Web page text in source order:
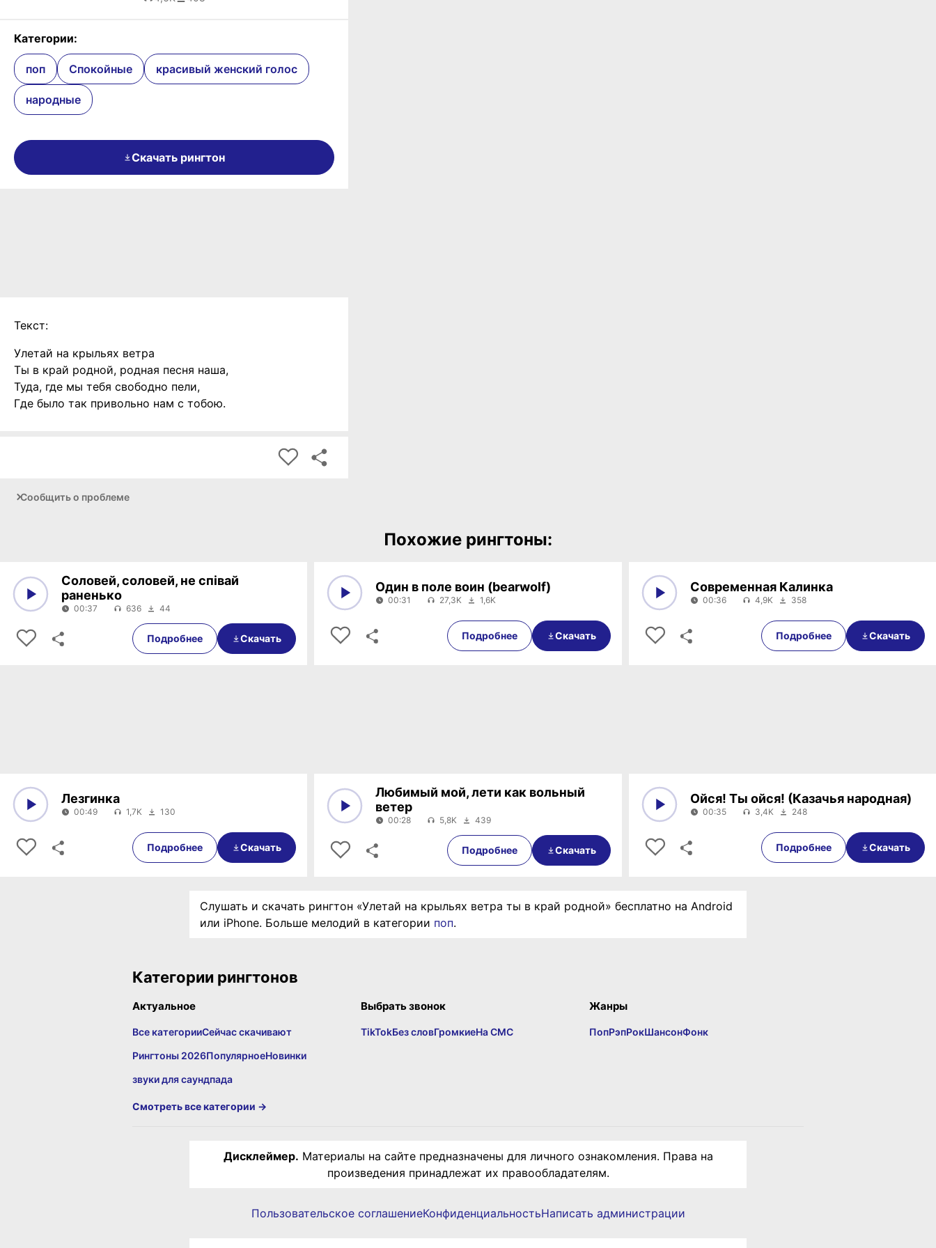
Категории:
поп Спокойные красивый женский голос
народные
Скачать рингтон
Текст:
Улетай на крыльях ветра
Ты в край родной, родная песня наша,
Туда, где мы тебя свободно пели,
Где было так привольно нам с тобою.
Сообщить о проблеме
Похожие рингтоны:
00:37
Соловей, соловей, не співай
раненько
00:37 636 44
Подробнее Скачать
00:31
Один в поле воин (bearwolf)
00:31 27,3K 1,6K
Подробнее Скачать
00:36
Современная Калинка
00:36 4,9K 358
Подробнее Скачать
00:49
Лезгинка
00:49 1,7K 130
Подробнее Скачать
00:28
Любимый мой, лети как вольный
ветер
00:28 5,8K 439
Подробнее Скачать
00:35
Ойся! Ты ойся! (Казачья народная)
00:35 3,4K 248
Подробнее Скачать
Слушать и скачать рингтон «Улетай на крыльях ветра ты в край родной» бесплатно на Android
или iPhone. Больше мелодий в категории поп.
Категории рингтонов
Актуальное
Все категорииСейчас скачивают
Рингтоны 2026ПопулярноеНовинки
звуки для саундпада
Выбрать звонок
TikTokБез словГромкиеНа СМС
Жанры
ПопРэпРокШансонФонк
Смотреть все категории →
Дисклеймер. Материалы на сайте предназначены для личного ознакомления. Права на
произведения принадлежат их правообладателям.
Пользовательское соглашениеКонфиденциальностьНаписать администрации